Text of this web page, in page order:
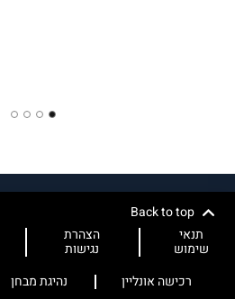
1
2
3
4
Back to top
תנאי
שימוש
הצהרת
נגישות
רכישה אונליין נהיגת מבחן